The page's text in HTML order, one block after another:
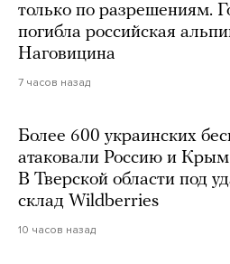
только по разрешениям.
погибла российская
Наговицина
7 часов назад
Более 600 украинских
атаковали Россию и Крым
В Тверской области под
склад Wildberries
10 часов назад